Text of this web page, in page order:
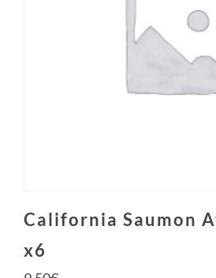
California Saumon
x6